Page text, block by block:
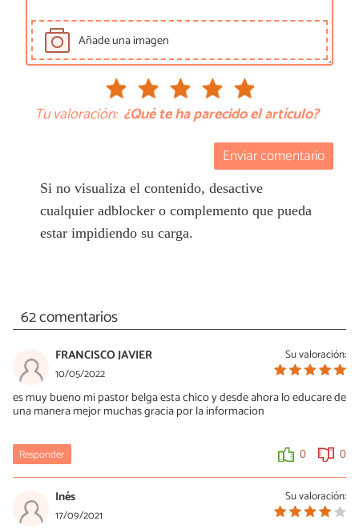
Añade una imagen
Tu valoración: ¿Qué te ha parecido el artículo?
Enviar comentario
Si no visualiza el contenido, desactive
cualquier adblocker o complemento que pueda
estar impidiendo su carga.
62 comentarios
Su valoración:
FRANCISCO JAVIER
10/05/2022
es muy bueno mi pastor belga esta chico y desde ahora lo educare de
una manera mejor muchas gracia por la informacion
Responder 0 0
Su valoración:
Inés
17/09/2021